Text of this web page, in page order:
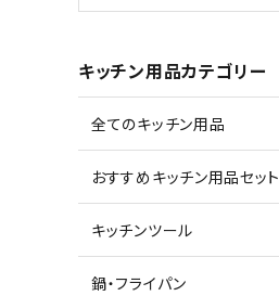
キッチン用品カテゴリー
全てのキッチン用品
おすすめキッチン用品セット
キッチンツール
鍋・フライパン